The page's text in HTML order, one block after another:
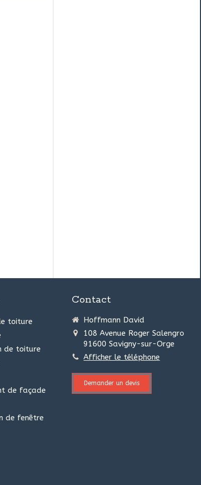
toiture
de toiture
de façade
de fenêtre
Contact
Hoffmann David
108 Avenue Roger Salengro
91600 Savigny-sur-Orge
Afficher le téléphone
Demander un devis